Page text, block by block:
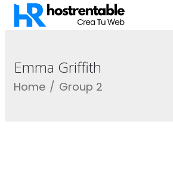
Emma Griffith
Home Group 2